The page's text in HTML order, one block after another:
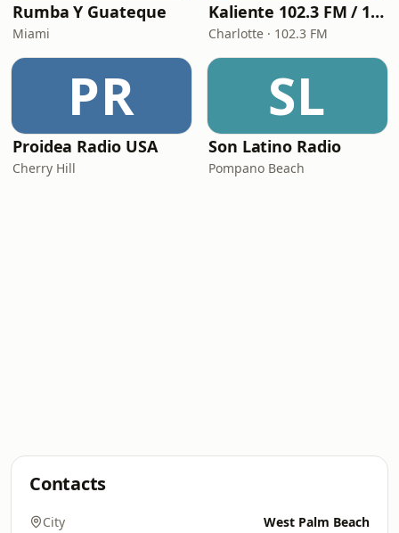
Rumba Y Guateque
Miami
Kaliente 102.3 FM / 107.5 FM
Charlotte · 102.3 FM
PR
Proidea Radio USA
Cherry Hill
SL
Son Latino Radio
Pompano Beach
Contacts
City West Palm Beach